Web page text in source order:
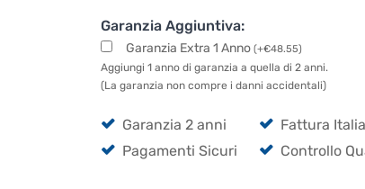
Garanzia Aggiuntiva:
Garanzia Extra 1 Anno (+€48.55)
Aggiungi 1 anno di garanzia a quella di 2 anni.
(La garanzia non compre i danni accidentali)
Garanzia 2 anni
Fattura
Pagamenti Sicuri
Controllo